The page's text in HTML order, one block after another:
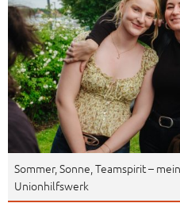
Sommer, Sonne, Teamspirit –
Unionhilfswerk